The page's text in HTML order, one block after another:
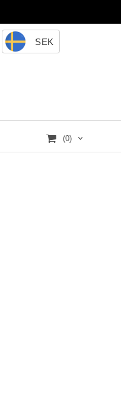
SEK
(0)